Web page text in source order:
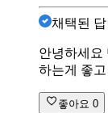
채택된 답
안녕하세요
하는게 좋
좋아요 0